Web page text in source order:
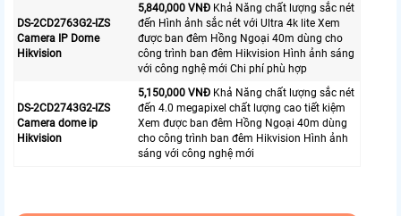
DS-2CD2763G2-IZS
Camera IP Dome
Hikvision
5,840,000 VNĐ Khả Năng chất lượng sắc nét
đến Hình ảnh sắc nét với Ultra 4k lite Xem
được ban đêm Hồng Ngoại 40m dùng cho
công trình ban đêm Hikvision Hình ảnh sáng
với công nghệ mới Chi phí phù hợp
DS-2CD2743G2-IZS
Camera dome ip
Hikvision
5,150,000 VNĐ Khả Năng chất lượng sắc nét
đến 4.0 megapixel chất lượng cao tiết kiệm
Xem được ban đêm Hồng Ngoại 40m dùng
cho công trình ban đêm Hikvision Hình ảnh
sáng với công nghệ mới